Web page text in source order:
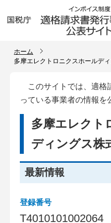
ホーム
多摩エレクトロニクスホールデ
このサイトでは、適格
っている事業者の情報を
多摩エレクト
ディングス株
最新情報
登録番号
T4010101002064